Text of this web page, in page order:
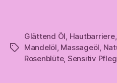
Schlagwörter
Glättend Öl, Hautbarriere,
Mandelöl, Massageöl,
Rosenblüte, Sensitiv